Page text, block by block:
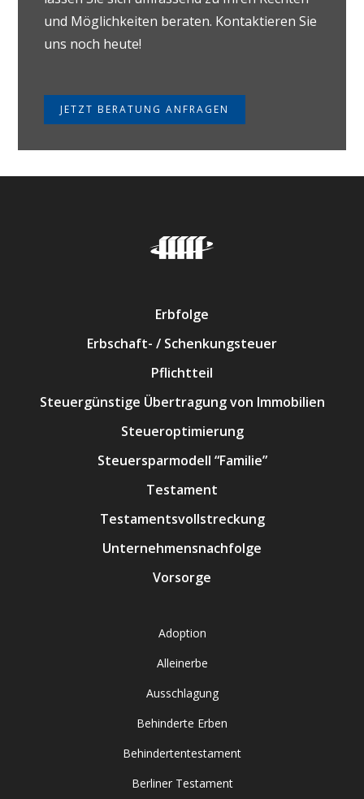
und Möglichkeiten beraten. Kontaktieren Sie
uns noch heute!
JETZT BERATUNG ANFRAGEN
Erbfolge
Erbschaft- / Schenkungsteuer
Pflichtteil
Steuergünstige Übertragung von Immobilien
Steueroptimierung
Steuersparmodell “Familie”
Testament
Testamentsvollstreckung
Unternehmensnachfolge
Vorsorge
Adoption
Alleinerbe
Ausschlagung
Behinderte Erben
Behindertentestament
Berliner Testament